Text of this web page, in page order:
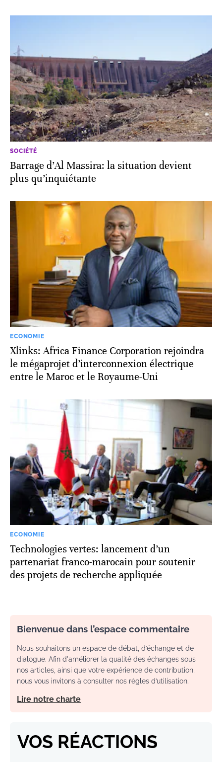
SOCIÉTÉ
Barrage d’Al Massira: la situation devient
plus qu’inquiétante
ECONOMIE
Xlinks: Africa Finance Corporation rejoindra
le mégaprojet d’interconnexion électrique
entre le Maroc et le Royaume-Uni
ECONOMIE
Technologies vertes: lancement d’un
partenariat franco-marocain pour soutenir
des projets de recherche appliquée
Bienvenue dans l’espace commentaire
Nous souhaitons un espace de débat, d’échange et de
dialogue. Afin d'améliorer la qualité des échanges sous
nos articles, ainsi que votre expérience de contribution,
nous vous invitons à consulter nos règles d’utilisation.
Lire notre charte
VOS RÉACTIONS